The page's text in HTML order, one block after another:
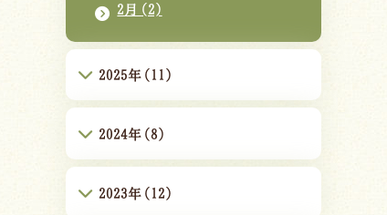
2月(2)
2025年(11)
2024年(8)
2023年(12)